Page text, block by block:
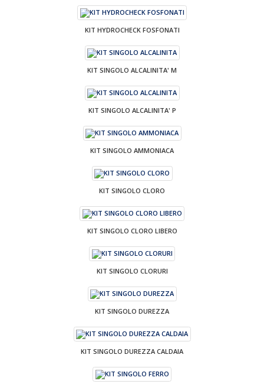
KIT HYDROCHECK FOSFONATI
KIT SINGOLO ALCALINITA' M
KIT SINGOLO ALCALINITA' P
KIT SINGOLO AMMONIACA
KIT SINGOLO CLORO
KIT SINGOLO CLORO LIBERO
KIT SINGOLO CLORURI
KIT SINGOLO DUREZZA
KIT SINGOLO DUREZZA CALDAIA